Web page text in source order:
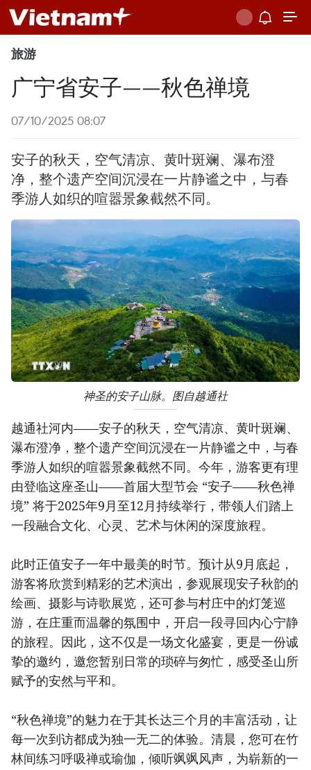
旅游
广宁省安子——秋色禅境
07/10/2025 08:07
安子的秋天，空气清凉、黄叶斑斓、瀑布澄
净，整个遗产空间沉浸在一片静谧之中，与春
季游人如织的喧嚣景象截然不同。
神圣的安子山脉。图自越通社
越通社河内——安子的秋天，空气清凉、黄叶斑斓、
瀑布澄净，整个遗产空间沉浸在一片静谧之中，与春
季游人如织的喧嚣景象截然不同。今年，游客更有理
由登临这座圣山——首届大型节会 “安子——秋色禅
境” 将于2025年9月至12月持续举行，带领人们踏上
一段融合文化、心灵、艺术与休闲的深度旅程。
此时正值安子一年中最美的时节。预计从9月底起，
游客将欣赏到精彩的艺术演出，参观展现安子秋韵的
绘画、摄影与诗歌展览，还可参与村庄中的灯笼巡
游，在庄重而温馨的氛围中，开启一段寻回内心宁静
的旅程。因此，这不仅是一场文化盛宴，更是一份诚
挚的邀约，邀您暂别日常的琐碎与匆忙，感受圣山所
赋予的安然与平和。
“秋色禅境”的魅力在于其长达三个月的丰富活动，让
每一次到访都成为独一无二的体验。清晨，您可在竹
林间练习呼吸禅或瑜伽，倾听飒飒风声，为崭新的一